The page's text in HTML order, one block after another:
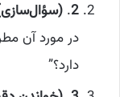
2
.
در مورد آن
دارد؟”